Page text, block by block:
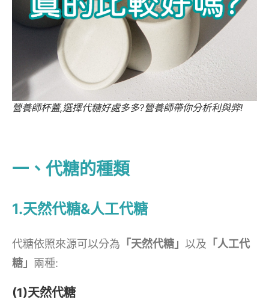
營養師杯蓋,選擇代糖好處多多?營養師帶你分析利與弊!
一、代糖的種類
1.天然代糖&人工代糖
代糖依照來源可以分為 「天然代糖」 以及 「人工代
糖」 兩種:
(1)天然代糖